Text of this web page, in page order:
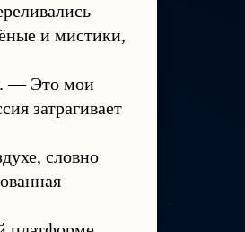
и мистики,
— Это мои
затрагивает
словно